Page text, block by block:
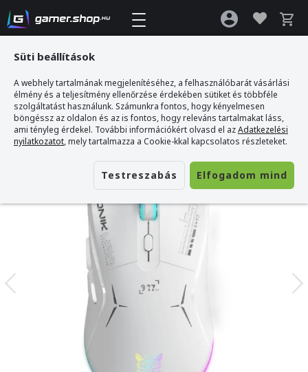
Gamer webshop >Onikuma CW917 Dual-Mode Vezeték Nélküli Gamer Egér -
Fehér
Süti beállítások
A webhely tartalmának megjelenítéséhez, a felhasználóbarát vásárlási
élmény és a teljesítmény ellenőrzése érdekében sütiket és többféle
szolgáltatást használunk. Számunkra fontos, hogy kényelmesen
böngéssz az oldalon és az is fontos, hogy releváns tartalmakat láss,
ami tényleg érdekel. További információkért olvasd el azAdatkezelési
nyilatkozatot, mely tartalmazza a Cookie-kkal kapcsolatos részleteket.
Testreszabás Elfogadom mind